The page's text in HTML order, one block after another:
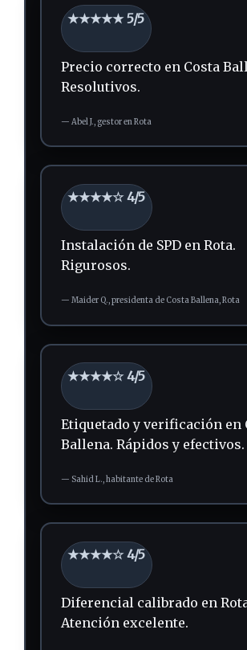
★★★★★ 5/5
Precio correcto en Costa
Resolutivos.
— Abel J.,gestoren Rota
★★★★☆ 4/5
Instalación de SPD en Rota.
Rigurosos.
— Maider Q.,presidentade Costa Ballena, Rota
★★★★☆ 4/5
Etiquetado y verificación en
Ballena. Rápidos y efectivos.
— Sahid L.,habitantede Rota
★★★★☆ 4/5
Diferencial calibrado en
Atención excelente.